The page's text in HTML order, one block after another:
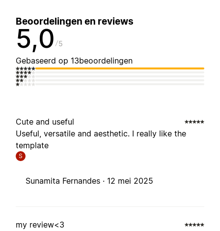
Beoordelingen en reviews
5,0 5
Gebaseerd op 13beoordelingen
Cute and useful
Useful, versatile and aesthetic. I really like the
template
S
Sunamita Fernandes · 12 mei 2025
my review<3